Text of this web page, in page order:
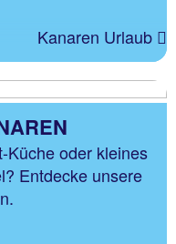
Kanaren Urlaub
Küche oder kleines
Entdecke unsere